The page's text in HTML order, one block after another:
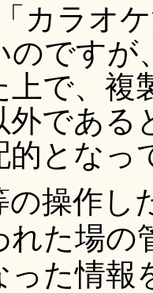
カラオ
のですが
上で、複
外である
的となっ
の操作し
れた場の
った情報